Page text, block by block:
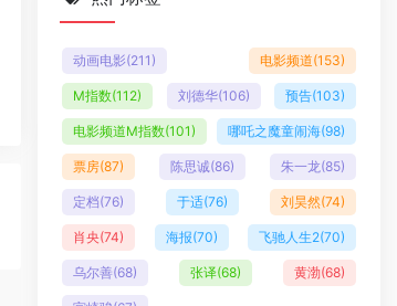
动画电影(211) 电影频道(153)
M指数(112) 刘德华(106) 预告(103)
电影频道M指数(101) 哪吒之魔童闹海(98)
票房(87) 陈思诚(86) 朱一龙(85)
定档(76) 于适(76) 刘昊然(74)
肖央(74) 海报(70) 飞驰人生2(70)
乌尔善(68) 张译(68) 黄渤(68)